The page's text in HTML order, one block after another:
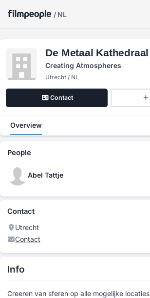
/ NL
De Metaal Kathedraal
Creating Atmospheres
Utrecht / NL
Contact
Overview
People
Abel Tattje
Contact
Utrecht
Contact
Info
Creeren van sferen op alle mogelijke locaties